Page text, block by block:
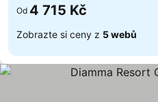
Od 4 715 Kč
Zobrazte si ceny z 5 webů